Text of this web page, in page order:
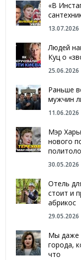
«В
13.07.2026
Людей
Куц о
25.06.2026
Раньше
мужчин
11.06.2026
Мэр
нового
30.05.2026
Отель
стоит и
абрикос
29.05.2026
Мы даже
города,
что